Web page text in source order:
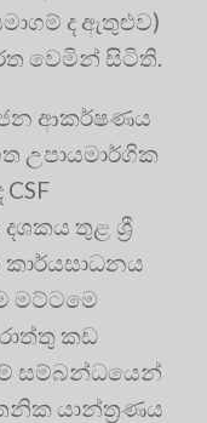
ද ඇතුළුව)
වෙමින් සිටිති.
ආකර්ෂණය
උපායමාර්ගික
තුළ ශ්‍රී
මට්ටමෙ
කඩ
සම්බන්ධයෙන්
යාන්ත්‍රණය